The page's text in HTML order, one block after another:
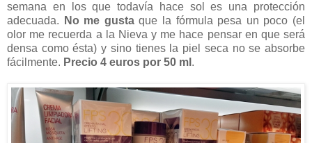
semana en los que todavía hace sol es una protección
adecuada.
No me gustaque la fórmula pesa un poco (el
olor me recuerda a la Nieva y me hace pensar en que será
densa como ésta) y sino tienes la piel seca no se absorbe
fácilmente. Precio 4 euros por 50 ml .